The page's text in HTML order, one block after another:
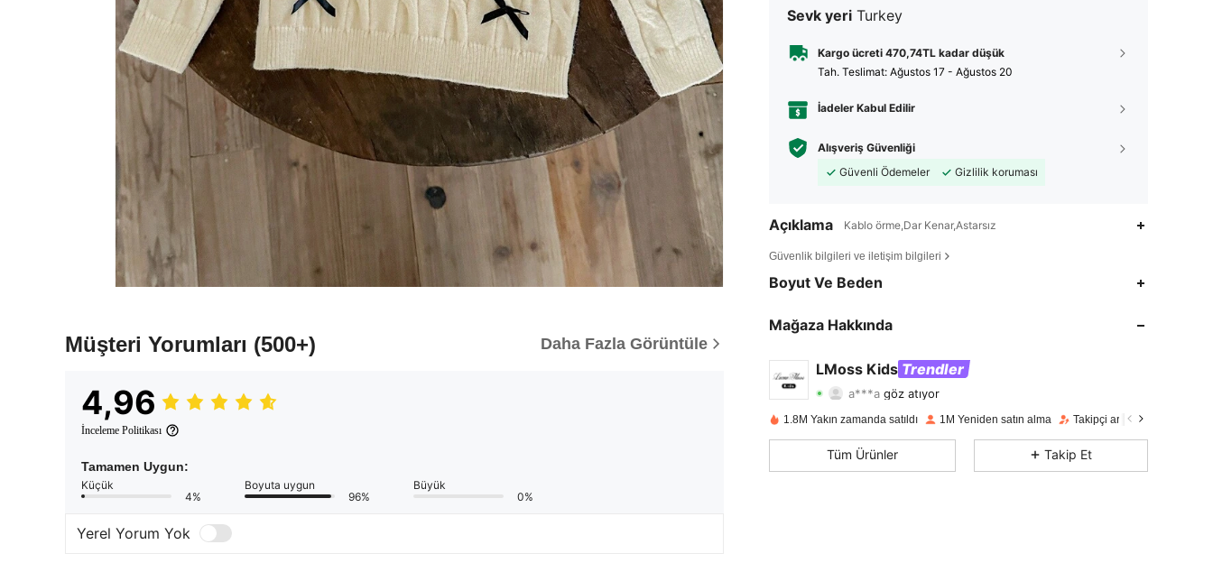
Müşteri Yorumları (500+) Daha Fazla Görüntüle
4,96
İnceleme Politikası
Tamamen Uygun:
Küçük
4%
Boyuta uygun
96%
Büyük
0%
Yerel Yorum Yok
Sevk yeri Turkey
Kargo ücreti 470,74TL kadar düşük
Tah. Teslimat: Ağustos 17 - Ağustos 20
İadeler Kabul Edilir
Alışveriş Güvenliği
Güvenli Ödemeler
Gizlilik koruması
Açıklama Kablo örme,Dar Kenar,Astarsız
Güvenlik bilgileri ve iletişim bilgileri
Boyut Ve Beden
Mağaza Hakkında
LMoss Kids Trendler
a***a göz atıyor
4,89 Derecelendirme
4,89 3.4K 349K
1.8M Yakın zamanda satıldı 1M Yeniden satın alma Takipçi artışı 40%
Tüm Ürünler Takip Et